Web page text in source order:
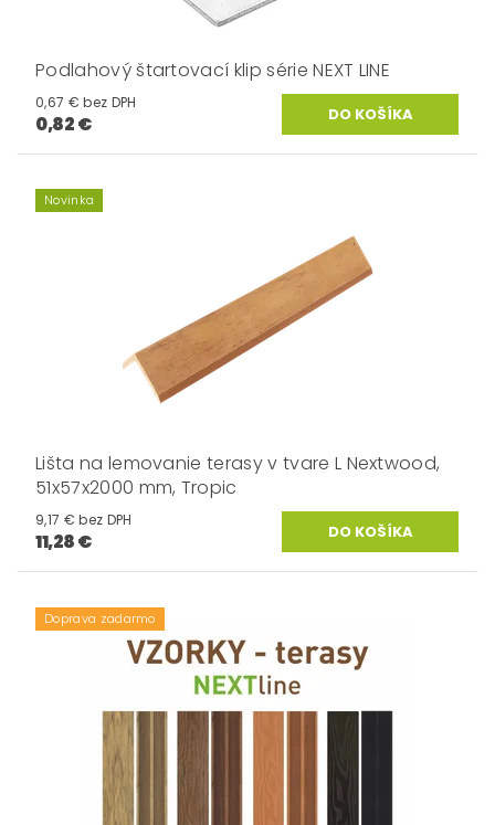
Podlahový štartovací klip série NEXT LINE
0,67 € bez DPH
0,82 €
Novinka
Lišta na lemovanie terasy v tvare L Nextwood,
51x57x2000 mm, Tropic
9,17 € bez DPH
11,28 €
Doprava zadarmo